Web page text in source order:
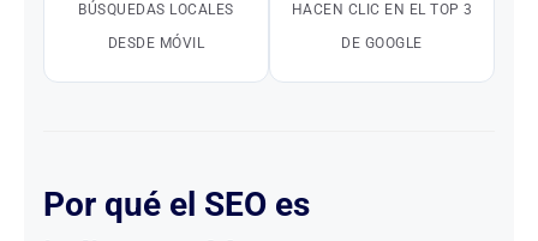
BÚSQUEDAS LOCALES
DESDE MÓVIL
HACEN CLIC EN EL TOP 3
DE GOOGLE
Por qué el SEO es